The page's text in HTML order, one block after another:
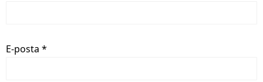
E-posta *